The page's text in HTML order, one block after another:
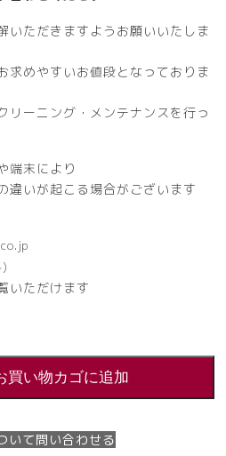
いただきますようお願いいたしま
求めやすいお値段となっておりま
リーニング・メンテナンスを行っ
端末により
違いが起こる場合がございます
いただけます
買い物カゴに追加
いて問い合わせる